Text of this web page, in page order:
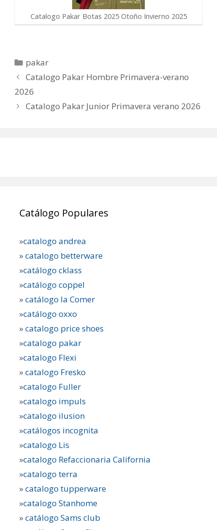
Catalogo Pakar Botas 2025 Otoño Invierno 2025
Categorías
pakar
Catalogo Pakar Hombre Primavera-verano
2026
Catalogo Pakar Junior Primavera verano 2026
Catálogo Populares
»catalogo andrea
»catalogo betterware
»catálogo cklass
»catálogo coppel
»catálogo la Comer
»catálogo oxxo
»catalogo price shoes
»catalogo pakar
»catalogo Flexi
»catalogo Fresko
»catalogo Fuller
»catalogo impuls
»catalogo ilusion
»catálogos incognita
»catalogo Lis
»catalogo Refaccionaria California
»catalogo terra
»catalogo tupperware
»catalogo Stanhome
»catálogo Sams club